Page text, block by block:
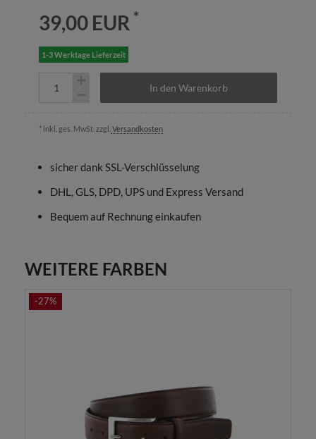
39,00 EUR *
1-3 Werktage Lieferzeit
In den Warenkorb
* inkl. ges. MwSt. zzgl. Versandkosten
sicher dank SSL-Verschlüsselung
DHL, GLS, DPD, UPS und Express Versand
Bequem auf Rechnung einkaufen
WEITERE FARBEN
-27%